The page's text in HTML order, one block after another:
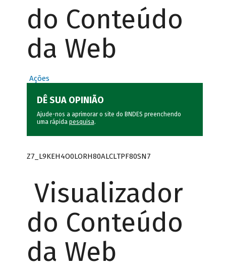
do Conteúdo
da Web
Ações
DÊ SUA OPINIÃO
Ajude-nos a aprimorar o site do BNDES preenchendo
uma rápida pesquisa.
Z7_L9KEH4O0LORH80ALCLTPF80SN7
Visualizador
do Conteúdo
da Web